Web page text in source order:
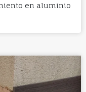
en aluminio